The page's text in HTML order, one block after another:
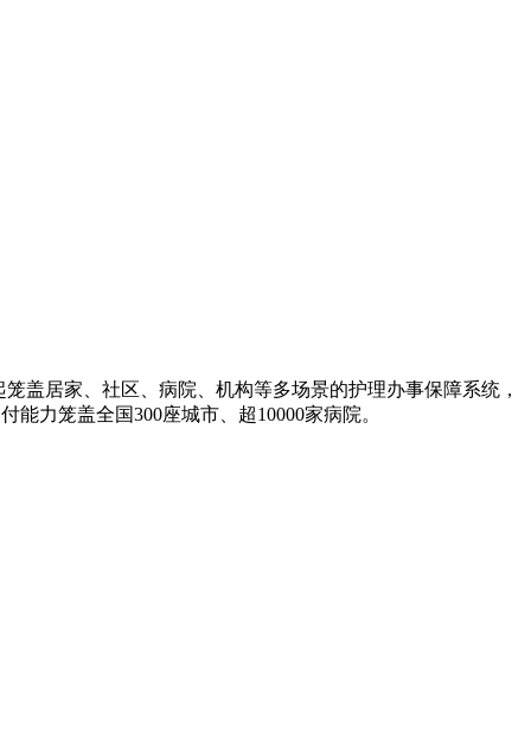
居家、社区、病院、机构等多场景的护理办事保障系统，
力笼盖全国300座城市、超10000家病院。